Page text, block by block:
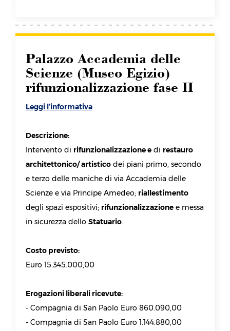
Palazzo Accademia delle
Scienze (Museo Egizio)
rifunzionalizzazione fase II
Leggi l’informativa
Descrizione:
Intervento di rifunzionalizzazione e di restauro
architettonico/ artistico dei piani primo, secondo
e terzo delle maniche di via Accademia delle
Scienze e via Principe Amedeo; riallestimento
degli spazi espositivi; rifunzionalizzazione e messa
in sicurezza dello Statuario.
Costo previsto:
Euro 15.345.000,00
Erogazioni liberali ricevute:
- Compagnia di San Paolo Euro 860.090,00
- Compagnia di San Paolo Euro 1.144.880,00